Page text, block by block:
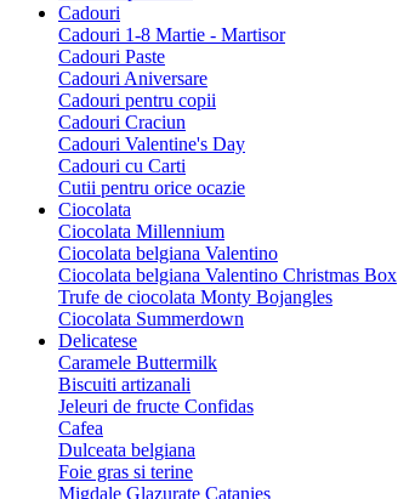
Cadouri
Cadouri 1-8 Martie - Martisor
Cadouri Paste
Cadouri Aniversare
Cadouri pentru copii
Cadouri Craciun
Cadouri Valentine's Day
Cadouri cu Carti
Cutii pentru orice ocazie
Ciocolata
Ciocolata Millennium
Ciocolata belgiana Valentino
Ciocolata belgiana Valentino Christmas Box
Trufe de ciocolata Monty Bojangles
Ciocolata Summerdown
Delicatese
Caramele Buttermilk
Biscuiti artizanali
Jeleuri de fructe Confidas
Cafea
Dulceata belgiana
Foie gras si terine
Migdale Glazurate Catanies